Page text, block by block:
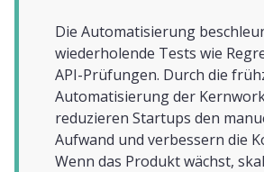
Die Automatisierung
wiederholende Tests wie
API-Prüfungen. Durch die
Automatisierung der
reduzieren Startups den
Aufwand und verbessern die
Wenn das Produkt wächst,